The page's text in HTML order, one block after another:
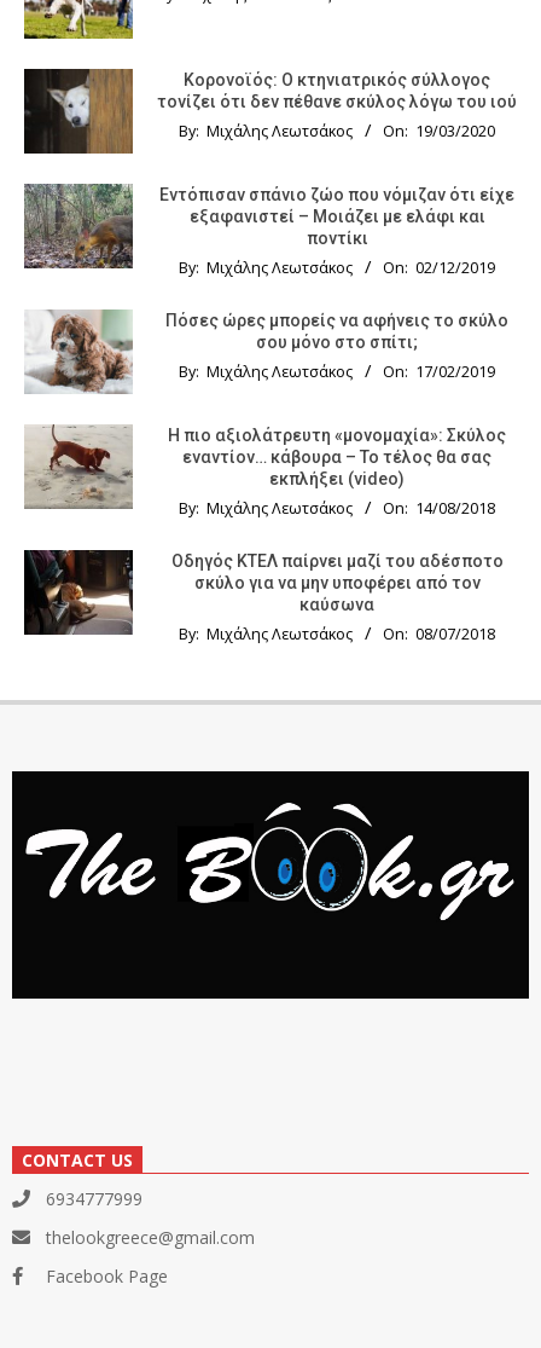
Κορονοϊός: Ο κτηνιατρικός σύλλογος
τονίζει ότι δεν πέθανε σκύλος λόγω του ιού
By: Μιχάλης Λεωτσάκος On: 19/03/2020
Εντόπισαν σπάνιο ζώο που νόμιζαν ότι είχε
εξαφανιστεί – Μοιάζει με ελάφι και
ποντίκι
By: Μιχάλης Λεωτσάκος On: 02/12/2019
Πόσες ώρες μπορείς να αφήνεις το σκύλο
σου μόνο στο σπίτι;
By: Μιχάλης Λεωτσάκος On: 17/02/2019
Η πιο αξιολάτρευτη «μονομαχία»: Σκύλος
εναντίον… κάβουρα – Το τέλος θα σας
εκπλήξει (video)
By: Μιχάλης Λεωτσάκος On: 14/08/2018
Οδηγός KTΕΛ παίρνει μαζί του αδέσποτο
σκύλο για να μην υποφέρει από τον
καύσωνα
By: Μιχάλης Λεωτσάκος On: 08/07/2018
CONTACT US
6934777999
thelookgreece@gmail.com
Facebook Page